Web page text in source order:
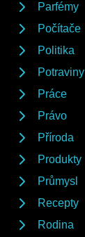
Parfémy
Počítače
Politika
Potraviny
Práce
Právo
Příroda
Produkty
Průmysl
Recepty
Rodina